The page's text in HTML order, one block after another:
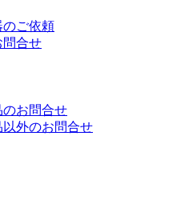
のご依頼
問合せ
お問合せ
外のお問合せ